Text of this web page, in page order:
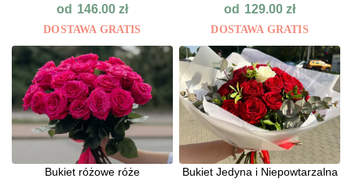
od 146.00 zł
DOSTAWA GRATIS
od 129.00zł
DOSTAWA GRATIS
Bukiet różowe róże Bukiet Jedyna i Niepowtarzalna